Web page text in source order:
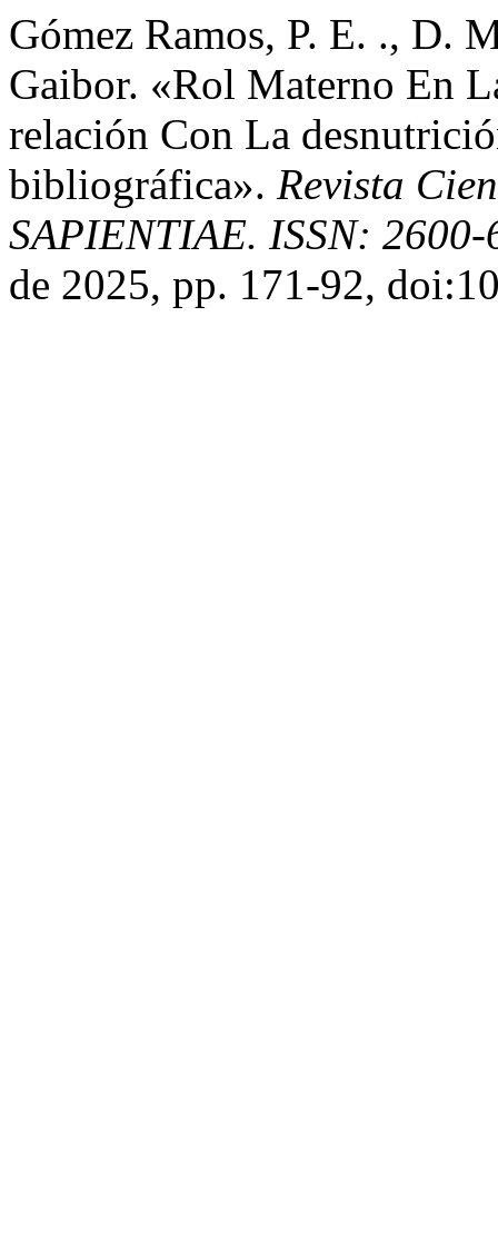
Gómez Ramos, P. E. ., D.
Gaibor. «Rol Materno En
relación Con La
bibliográfica». Revista
SAPIENTIAE. ISSN: 2600-
de 2025, pp. 171-92,